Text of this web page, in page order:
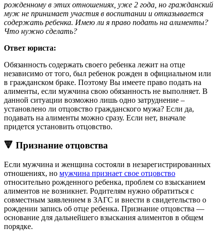
рожденному в этих отношениях, уже 2 года, но гражданский
муж не принимает участия в воспитании и отказывается
содержать ребенка. Имею ли я право подать на алименты?
Что нужно сделать?
Ответ юриста:
Обязанность содержать своего ребенка лежит на отце
независимо от того, был ребенок рожден в официальном или
в гражданском браке. Поэтому Вы имеете право подать на
алименты, если мужчина свою обязанность не выполняет. В
данной ситуации возможно лишь одно затруднение –
установлено ли отцовство гражданского мужа? Если да,
подавать на алименты можно сразу. Если нет, вначале
придется установить отцовство.
🔻 Признание отцовства
Если мужчина и женщина состояли в незарегистрированных
отношениях, но мужчина признает свое отцовство
относительно рожденного ребенка, проблем со взысканием
алиментов не возникнет. Родителям нужно обратиться с
совместным заявлением в ЗАГС и внести в свидетельство о
рождении запись об отце ребенка. Признание отцовства —
основание для дальнейшего взыскания алиментов в общем
порядке.